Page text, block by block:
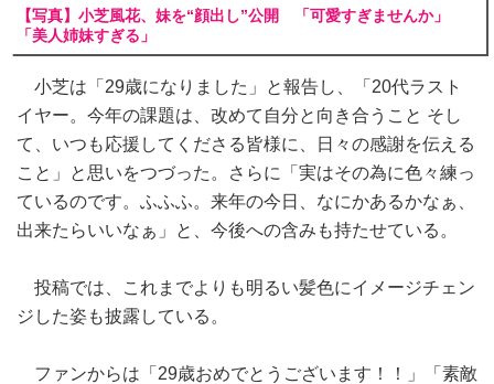
【写真】小芝風花、妹を“顔出し”公開 「可愛すぎませんか」
「美人姉妹すぎる」
小芝は「29歳になりました」と報告し、「20代ラスト
イヤー。今年の課題は、改めて自分と向き合うこと そし
て、いつも応援してくださる皆様に、日々の感謝を伝える
こと」と思いをつづった。さらに「実はその為に色々練っ
ているのです。ふふふ。来年の今日、なにかあるかなぁ、
出来たらいいなぁ」と、今後への含みも持たせている。
投稿では、これまでよりも明るい髪色にイメージチェン
ジした姿も披露している。
ファンからは「29歳おめでとうございます！！」「素敵